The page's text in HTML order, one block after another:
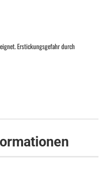
Erstickungsgefahr durch